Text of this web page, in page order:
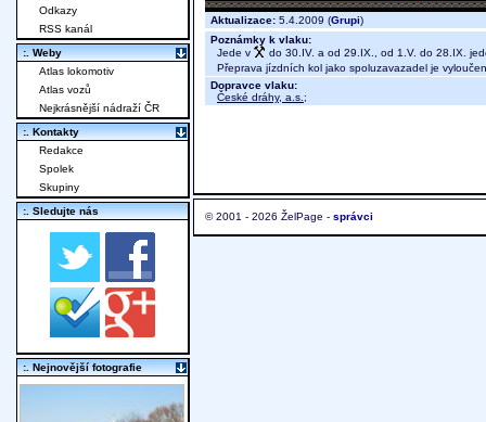
Aktualizace: 5.4.2009 (Grupi)
Poznámky k vlaku:
Jede v
do 30.IV. a od 29.IX., od 1.V. do 28.IX.
Přeprava jízdních kol jako spoluzavazadel je
Dopravce vlaku:
České dráhy, a.s. ;
© 2001 - 2026 ŽelPage - správci
Odkazy
RSS kanál
:. Weby
Atlas lokomotiv
Atlas vozů
Nejkrásnější nádraží ČR
:. Kontakty
Redakce
Spolek
Skupiny
:. Sledujte nás
:. Nejnovější fotografie